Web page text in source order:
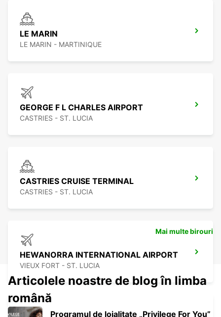
LE MARIN
LE MARIN - MARTINIQUE
GEORGE F L CHARLES AIRPORT
CASTRIES - ST. LUCIA
CASTRIES CRUISE TERMINAL
CASTRIES - ST. LUCIA
HEWANORRA INTERNATIONAL AIRPORT
VIEUX FORT - ST. LUCIA
Mai multe birouri
Articolele noastre de blog în limba
română
Programul de loialitate „Privilege For You”